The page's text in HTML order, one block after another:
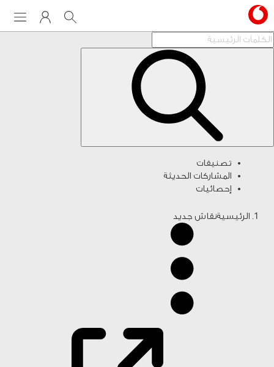
My VodafoneSearch
تصنيفات
المشاركات الحديثة
إحصائيات
الرئيسيةنقاش جديد